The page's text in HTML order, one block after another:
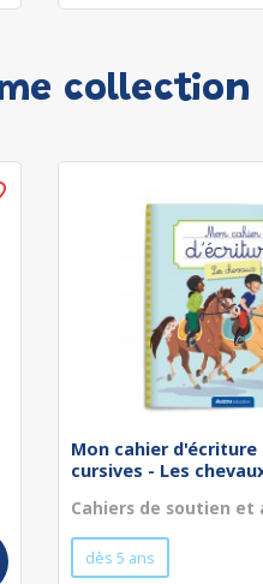
collection
Mon cahier
cursives - Les
Cahiers de soutien et
dès 5 ans